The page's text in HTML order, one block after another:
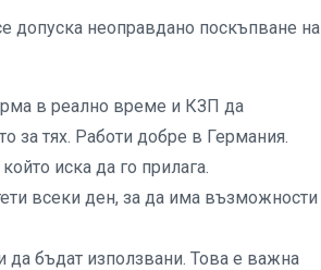
допуска неоправдано поскъпване на
в реално време и КЗП да
за тях. Работи добре в Германия.
иска да го прилага.
всеки ден, за да има възможности
да бъдат използвани. Това е важна